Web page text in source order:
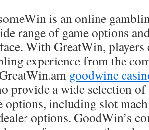
is an online
range of game options
With GreatWin, players
experience from the
goodwine
provide a wide selection
options, including slot
options. GoodWin’s